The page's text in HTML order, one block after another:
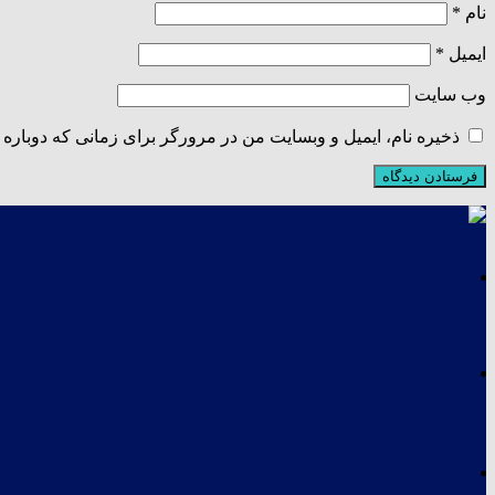
نام *
ایمیل *
وب‌ سایت
ذخیره نام، ایمیل و وبسایت من در مرورگر برای زمانی که